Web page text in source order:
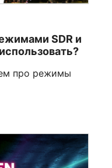
SDR и
про режимы